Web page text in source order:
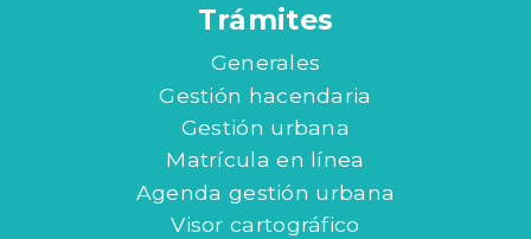
Trámites
Generales
Gestión hacendaria
Gestión urbana
Matrícula en línea
Agenda gestión urbana
Visor cartográfico